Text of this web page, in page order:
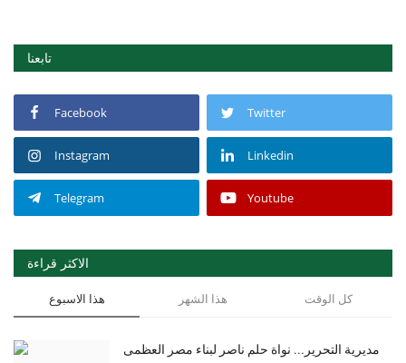
تابعنا
Facebook Twitter
Instagram Linkedin
Telegram Youtube
الاكثر قراءة
هذا الاسبوع هذا الشهر كل الوقت
مديرية التحرير... نواة حلم ناصر لبناء مصر العظمى